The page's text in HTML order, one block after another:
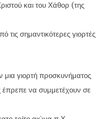
και του Χάθορ (της
σημαντικότερες γιορτές
μια γιορτή προσκυνήματος
έπρεπε να συμμετέχουν σε